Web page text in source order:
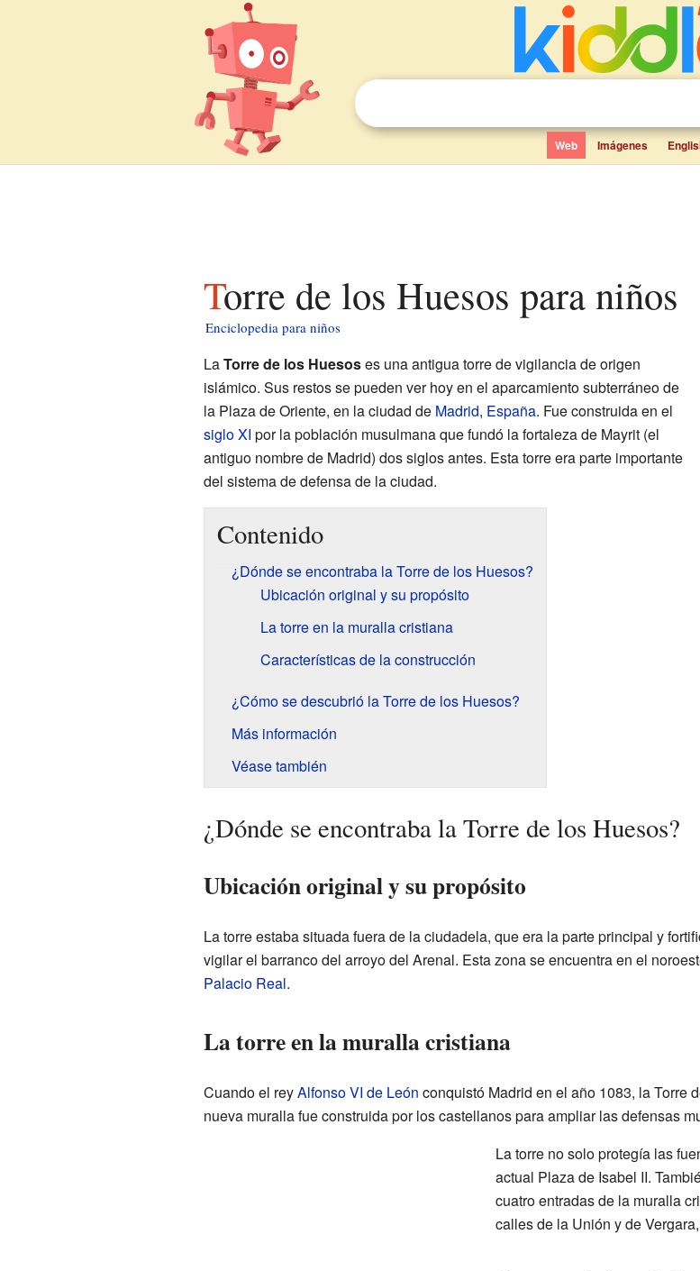
Web Imágenes
Torre de los Huesos para niños
Enciclopedia para niños
LaTorre de los Huesoses una antigua torre de vigilancia de origen
islámico. Sus restos se pueden ver hoy en el aparcamiento subterráneo de
la Plaza de Oriente, en la ciudad de Madrid, España. Fue construida en el
siglo XI por la población musulmana que fundó la fortaleza de Mayrit (el
antiguo nombre de Madrid) dos siglos antes. Esta torre era parte importante
del sistema de defensa de la ciudad.
Contenido
¿Dónde se encontraba la Torre de los Huesos?
Ubicación original y su propósito
La torre en la muralla cristiana
Características de la construcción
¿Cómo se descubrió la Torre de los Huesos?
Más información
Véase también
¿Dónde se encontraba la Torre de los Huesos?
Ubicación original y su propósito
La torre estaba situada fuera de la ciudadela, que era la parte principal y
vigilar el barranco del arroyo del Arenal. Esta zona se encuentra en el
Palacio Real.
La torre en la muralla cristiana
Cuando el reyAlfonso VI de León conquistó Madrid en el año 1083, la Torre
nueva muralla fue construida por los castellanos para ampliar las defensas
La torre no solo protegía las
actual Plaza de Isabel II.
cuatro entradas de la muralla
calles de la Unión y de